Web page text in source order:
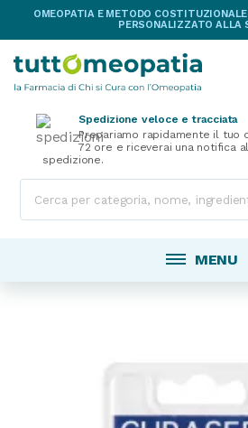
OMEOPATIA E METODO
PERSONALIZZATO ALLA
Spedizione veloce e tracciata
Prepariamo rapidamente il tuo
72 ore e riceverai una notifica
spedizione.
MENU